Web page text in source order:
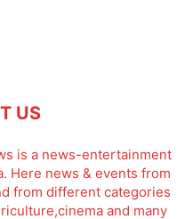
US
is a news-entertainment
Here news & events from
from different categories
and many